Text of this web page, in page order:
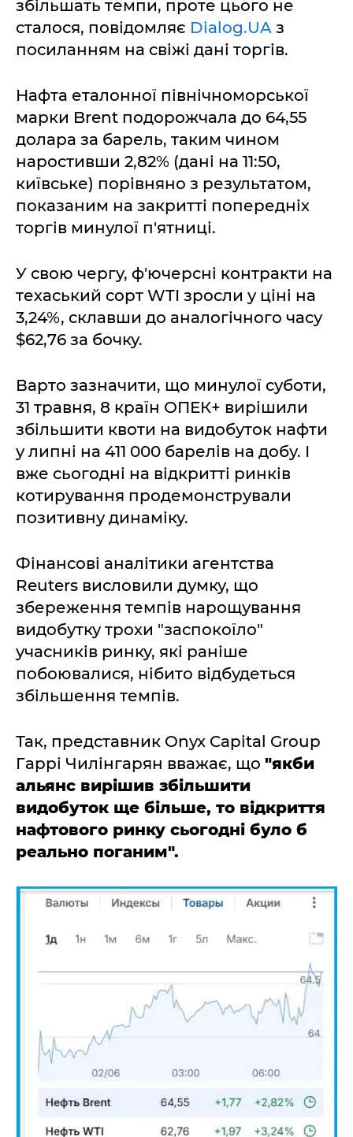
збільшать темпи, проте цього не
сталося, повідомляє Dialog.UA з
посиланням на свіжі дані торгів.
Нафта еталонної північноморської
марки Brent подорожчала до 64,55
долара за барель, таким чином
наростивши 2,82% (дані на 11:50,
київське) порівняно з результатом,
показаним на закритті попередніх
торгів минулої п'ятниці.
У свою чергу, ф'ючерсні контракти на
техаський сорт WTI зросли у ціні на
3,24%, склавши до аналогічного часу
$62,76 за бочку.
Варто зазначити, що минулої суботи,
31 травня, 8 країн ОПЕК+ вирішили
збільшити квоти на видобуток нафти
у липні на 411 000 барелів на добу. І
вже сьогодні на відкритті ринків
котирування продемонстрували
позитивну динаміку.
Фінансові аналітики агентства
Reuters висловили думку, що
збереження темпів нарощування
видобутку трохи "заспокоїло"
учасників ринку, які раніше
побоювалися, нібито відбудеться
збільшення темпів.
Так, представник Onyx Capital Group
Гаррі Чилінгарян вважає, що "якби
альянс вирішив збільшити
видобуток ще більше, то відкриття
нафтового ринку сьогодні було б
реально поганим".